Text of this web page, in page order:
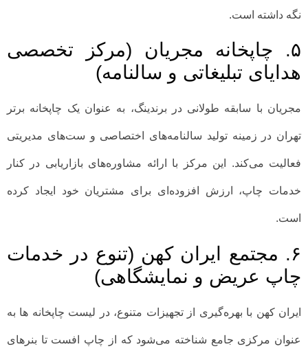
نگه داشته است.
۵. چاپخانه مجریان (مرکز تخصصی
هدایای تبلیغاتی و سالنامه)
مجریان با سابقه طولانی در برندینگ، به عنوان یک چاپخانه برتر
تهران در زمینه تولید سالنامه‌های اختصاصی و ست‌های مدیریتی
فعالیت می‌کند. این مرکز با ارائه مشاوره‌های بازاریابی در کنار
خدمات چاپ، ارزش افزوده‌ای برای مشتریان خود ایجاد کرده
است.
۶. مجتمع ایران کهن (تنوع در خدمات
چاپ عریض و نمایشگاهی)
ایران کهن با بهره‌گیری از تجهیزات متنوع، در لیست چاپخانه ها به
عنوان مرکزی جامع شناخته می‌شود که از چاپ افست تا بنرهای